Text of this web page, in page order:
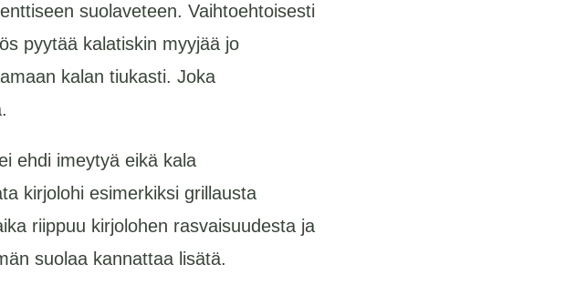
suolaveteen. Vaihtoehtoisesti
pyytää kalatiskin myyjää jo
kalan tiukasti. Joka
ehdi imeytyä eikä kala
kirjolohi esimerkiksi grillausta
riippuu kirjolohen rasvaisuudesta ja
suolaa kannattaa lisätä.